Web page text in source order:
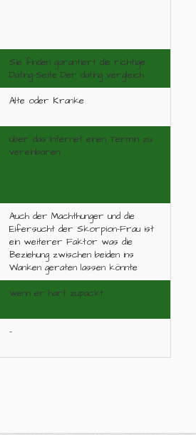
Sie finden garantiert die richtige
Dating-Seite Der dating vergleich
Alte oder Kranke
über das Internet einen Termin zu
vereinbaren
Auch der Machthunger und die
Eifersucht der Skorpion-Frau ist
ein weiterer Faktor was die
Beziehung zwischen beiden ins
Wanken geraten lassen könnte
wenn er hart zupackt
-